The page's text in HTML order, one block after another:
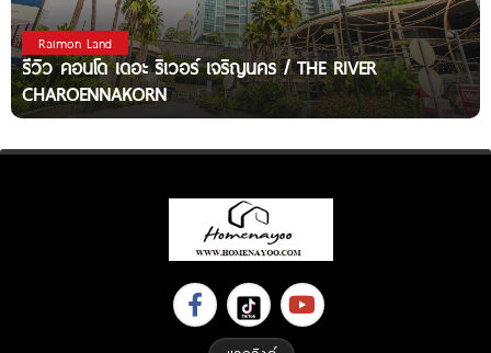
Raimon Land
รีวิว คอนโด เดอะ ริเวอร์ เจริญนคร / THE RIVER
CHAROENNAKORN